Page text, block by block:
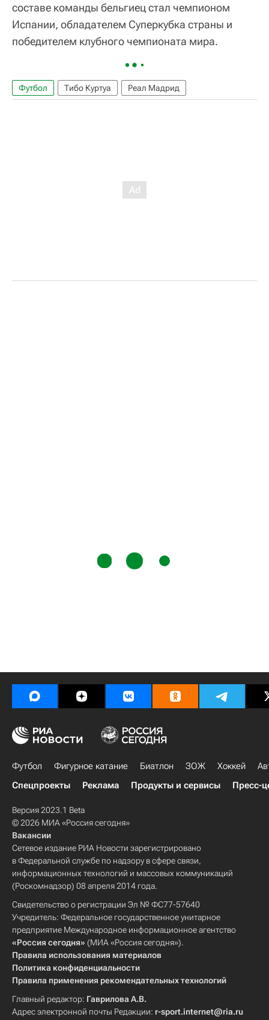
составе команды бельгиец стал чемпионом
Испании, обладателем Суперкубка страны и
победителем клубного чемпионата мира.
Футбол Тибо Куртуа Реал Мадрид
Футбол Фигурное катание Биатлон ЗОЖ Хоккей
Спецпроекты
Реклама Продукты и сервисы Пресс-
Версия 2023.1 Beta
© 2026 МИА «Россия сегодня»
Вакансии
Сетевое издание РИА Новости зарегистрировано
в Федеральной службе по надзору в сфере связи,
информационных технологий и массовых коммуникаций
(Роскомнадзор) 08 апреля 2014 года.
Свидетельство о регистрации Эл № ФС77-57640
Учредитель: Федеральное государственное унитарное
предприятие Международное информационное агентство
«Россия сегодня» (МИА «Россия сегодня»).
Правила использования материалов
Политика конфиденциальности
Правила применения рекомендательных технологий
Главный редактор: Гаврилова А.В.
Адрес электронной почты Редакции: r-sport.internet@ria.ru